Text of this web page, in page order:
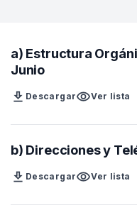
Buscar aquí
a) Estructura
Junio
download DescargarvisibilityVer lista
b) Direcciones y
download DescargarvisibilityVer lista